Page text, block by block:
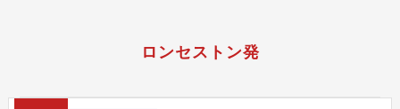
ロンセストン発